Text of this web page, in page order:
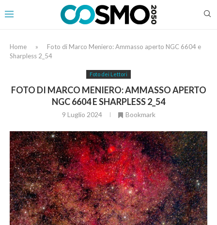
Home »
Foto di Marco Meniero: Ammasso aperto NGC 6604 e
Sharpless 2_54
Foto dei Lettori
FOTO DI MARCO MENIERO: AMMASSO APERTO
NGC 6604 E SHARPLESS 2_54
9 Luglio 2024 Bookmark